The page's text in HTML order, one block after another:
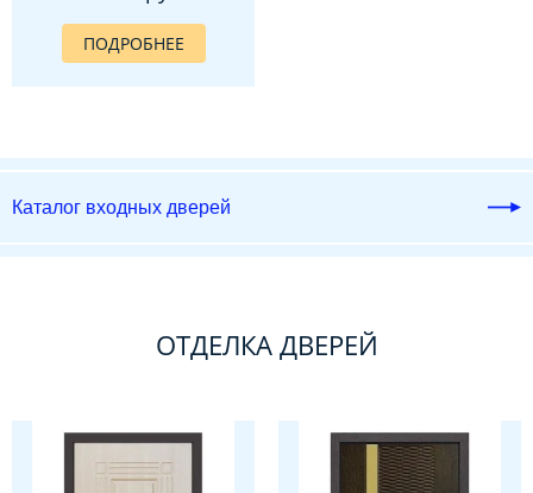
ПОДРОБНЕЕ
Каталог входных дверей
ОТДЕЛКА ДВЕРЕЙ